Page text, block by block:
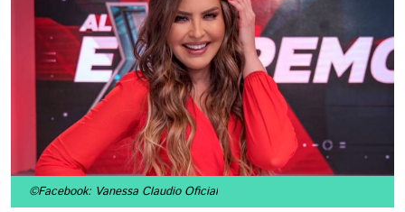
©Facebook: Vanessa Claudio Oficial